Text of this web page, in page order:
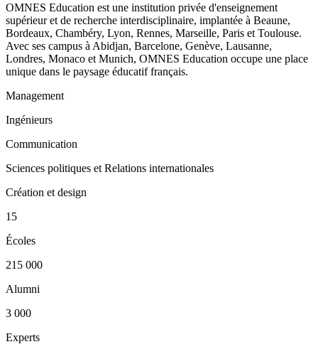
OMNES Education est une institution privée d'enseignement
supérieur et de recherche interdisciplinaire, implantée à Beaune,
Bordeaux, Chambéry, Lyon, Rennes, Marseille, Paris et Toulouse.
Avec ses campus à Abidjan, Barcelone, Genève, Lausanne,
Londres, Monaco et Munich, OMNES Education occupe une place
unique dans le paysage éducatif français.
Management
Ingénieurs
Communication
Sciences politiques et Relations internationales
Création et design
15
Écoles
215 000
Alumni
3 000
Experts